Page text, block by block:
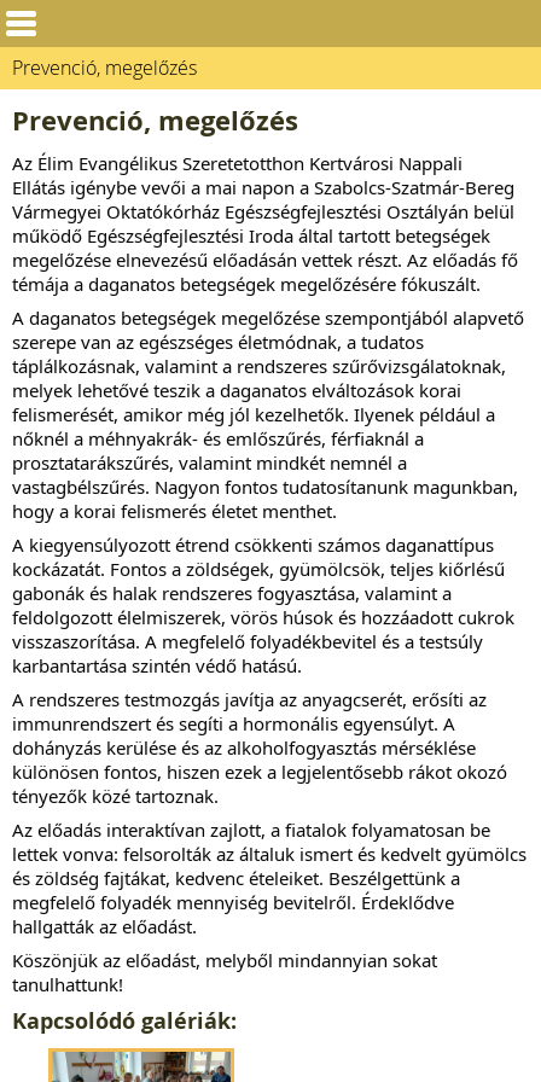
Prevenció, megelőzés
Prevenció, megelőzés
Az Élim Evangélikus Szeretetotthon Kertvárosi Nappali
Ellátás igénybe vevői a mai napon a Szabolcs-Szatmár-Bereg
Vármegyei Oktatókórház Egészségfejlesztési Osztályán belül
működő Egészségfejlesztési Iroda által tartott betegségek
megelőzése elnevezésű előadásán vettek részt. Az előadás fő
témája a daganatos betegségek megelőzésére fókuszált.
A daganatos betegségek megelőzése szempontjából alapvető
szerepe van az egészséges életmódnak, a tudatos
táplálkozásnak, valamint a rendszeres szűrővizsgálatoknak,
melyek lehetővé teszik a daganatos elváltozások korai
felismerését, amikor még jól kezelhetők. Ilyenek például a
nőknél a méhnyakrák- és emlőszűrés, férfiaknál a
prosztatarákszűrés, valamint mindkét nemnél a
vastagbélszűrés. Nagyon fontos tudatosítanunk magunkban,
hogy a korai felismerés életet menthet.
A kiegyensúlyozott étrend csökkenti számos daganattípus
kockázatát. Fontos a zöldségek, gyümölcsök, teljes kiőrlésű
gabonák és halak rendszeres fogyasztása, valamint a
feldolgozott élelmiszerek, vörös húsok és hozzáadott cukrok
visszaszorítása. A megfelelő folyadékbevitel és a testsúly
karbantartása szintén védő hatású.
A rendszeres testmozgás javítja az anyagcserét, erősíti az
immunrendszert és segíti a hormonális egyensúlyt. A
dohányzás kerülése és az alkoholfogyasztás mérséklése
különösen fontos, hiszen ezek a legjelentősebb rákot okozó
tényezők közé tartoznak.
Az előadás interaktívan zajlott, a fiatalok folyamatosan be
lettek vonva: felsorolták az általuk ismert és kedvelt gyümölcs
és zöldség fajtákat, kedvenc ételeiket. Beszélgettünk a
megfelelő folyadék mennyiség bevitelről. Érdeklődve
hallgatták az előadást.
Köszönjük az előadást, melyből mindannyian sokat
tanulhattunk!
Kapcsolódó galériák: